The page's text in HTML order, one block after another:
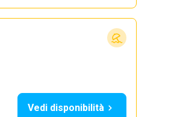
Vedi disponibilità